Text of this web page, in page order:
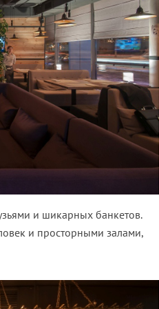
и шикарных банкетов.
и просторными залами,